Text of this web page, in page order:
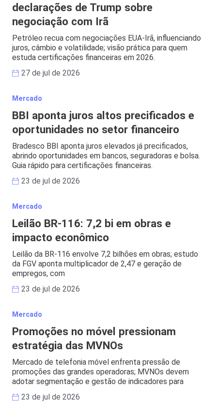
declarações de Trump sobre
negociação com Irã
Petróleo recua com negociações EUA-Irã, influenciando
juros, câmbio e volatilidade; visão prática para quem
estuda certificações financeiras em 2026.
27 de jul de 2026
Mercado
BBI aponta juros altos precificados e
oportunidades no setor financeiro
Bradesco BBI aponta juros elevados já precificados,
abrindo oportunidades em bancos, seguradoras e bolsa.
Guia rápido para certificações financeiras.
23 de jul de 2026
Mercado
Leilão BR-116: 7,2 bi em obras e
impacto econômico
Leilão da BR-116 envolve 7,2 bilhões em obras; estudo
da FGV aponta multiplicador de 2,47 e geração de
empregos, com
23 de jul de 2026
Mercado
Promoções no móvel pressionam
estratégia das MVNOs
Mercado de telefonia móvel enfrenta pressão de
promoções das grandes operadoras; MVNOs devem
adotar segmentação e gestão de indicadores para
23 de jul de 2026